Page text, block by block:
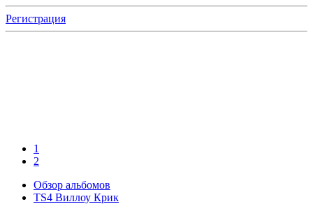
Регистрация
1
2
Обзор альбомов
TS4 Виллоу Крик